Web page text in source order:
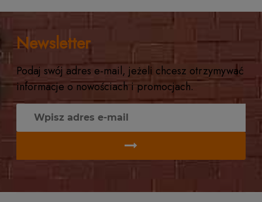
Newsletter
Podaj swój adres e-mail, jeżeli chcesz otrzymywać
informacje o nowościach i promocjach.